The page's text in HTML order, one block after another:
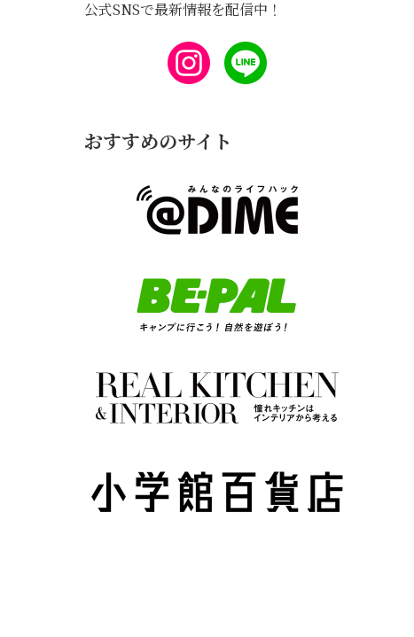
公式SNSで最新情報を配信中！
おすすめのサイト